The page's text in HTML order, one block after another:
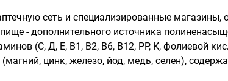
сеть и специализированные магазины,
- дополнительного источника
(С, Д, Е, В1, В2, В6, В12, РР, К, фолиевой
цинк, железо, йод, медь, селен),